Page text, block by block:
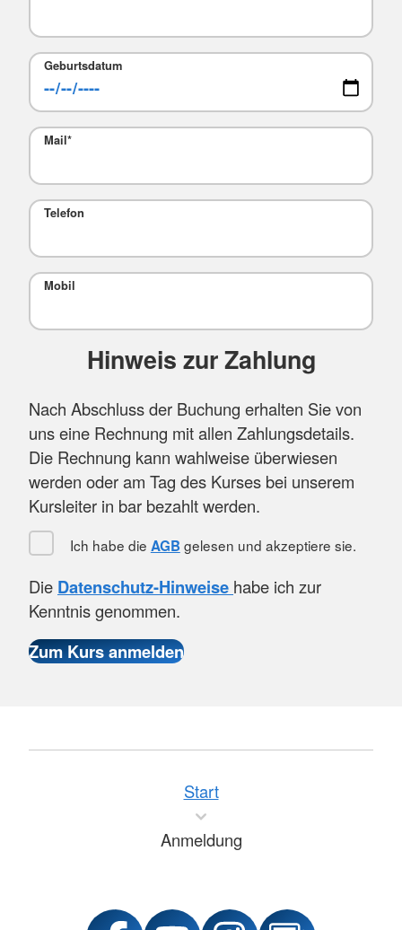
Geburtsdatum
Mail*
Telefon
Mobil
Hinweis zur Zahlung
Nach Abschluss der Buchung erhalten Sie von
uns eine Rechnung mit allen Zahlungsdetails.
Die Rechnung kann wahlweise überwiesen
werden oder am Tag des Kurses bei unserem
Kursleiter in bar bezahlt werden.
Ich habe die AGB gelesen und akzeptiere sie.
Die Datenschutz-Hinweise habe ich zur
Kenntnis genommen.
Start
Anmeldung